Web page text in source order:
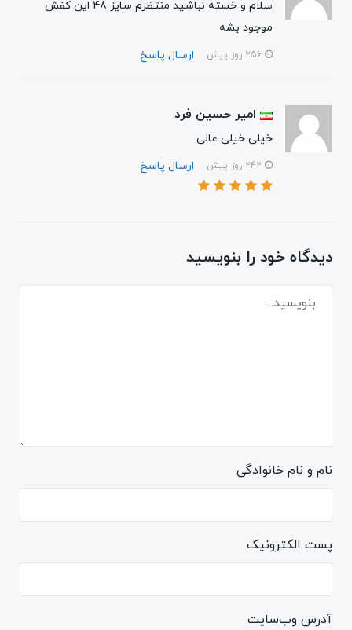
سلام و خسته نباشید منتظرم سایز 48 این کفش
موجود بشه
ارسال پاسخ
امیر حسین فرد
خیلی خیلی عالی
ارسال پاسخ
دیدگاه خود را بنویسید
نام و نام خانوادگی
پست الکترونیک
آدرس وب‌سایت